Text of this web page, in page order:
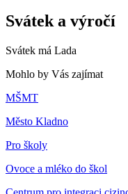
Svátek a výročí
Svátek má Lada
Mohlo by Vás zajímat
MŠMT
Město Kladno
Pro školy
Ovoce a mléko do škol